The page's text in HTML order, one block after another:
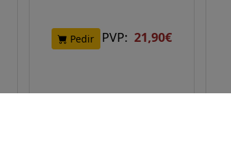
Pedir PVP: 21,90€